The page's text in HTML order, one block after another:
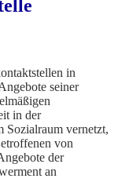
in
seiner
in der
vernetzt,
von
der
an